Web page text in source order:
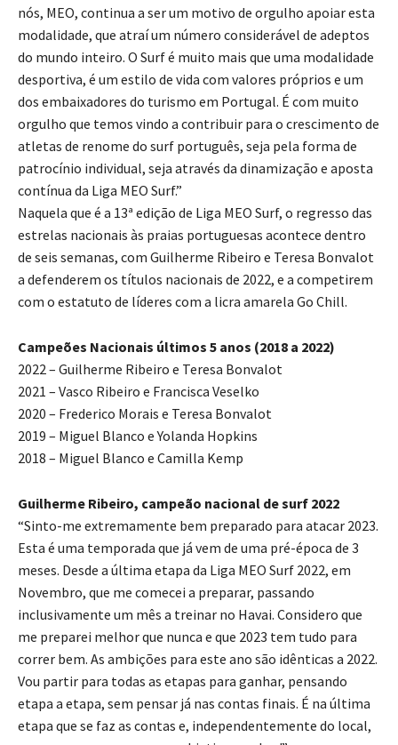
nós, MEO, continua a ser um motivo de orgulho apoiar esta
modalidade, que atraí um número considerável de adeptos
do mundo inteiro. O Surf é muito mais que uma modalidade
desportiva, é um estilo de vida com valores próprios e um
dos embaixadores do turismo em Portugal. É com muito
orgulho que temos vindo a contribuir para o crescimento de
atletas de renome do surf português, seja pela forma de
patrocínio individual, seja através da dinamização e aposta
contínua da Liga MEO Surf.”
Naquela que é a 13ª edição de Liga MEO Surf, o regresso das
estrelas nacionais às praias portuguesas acontece dentro
de seis semanas, com Guilherme Ribeiro e Teresa Bonvalot
a defenderem os títulos nacionais de 2022, e a competirem
com o estatuto de líderes com a licra amarela Go Chill.
Campeões Nacionais últimos 5 anos (2018 a 2022)
2022 – Guilherme Ribeiro e Teresa Bonvalot
2021 – Vasco Ribeiro e Francisca Veselko
2020 – Frederico Morais e Teresa Bonvalot
2019 – Miguel Blanco e Yolanda Hopkins
2018 – Miguel Blanco e Camilla Kemp
Guilherme Ribeiro, campeão nacional de surf 2022
“Sinto-me extremamente bem preparado para atacar 2023.
Esta é uma temporada que já vem de uma pré-época de 3
meses. Desde a última etapa da Liga MEO Surf 2022, em
Novembro, que me comecei a preparar, passando
inclusivamente um mês a treinar no Havai. Considero que
me preparei melhor que nunca e que 2023 tem tudo para
correr bem. As ambições para este ano são idênticas a 2022.
Vou partir para todas as etapas para ganhar, pensando
etapa a etapa, sem pensar já nas contas finais. É na última
etapa que se faz as contas e, independentemente do local,